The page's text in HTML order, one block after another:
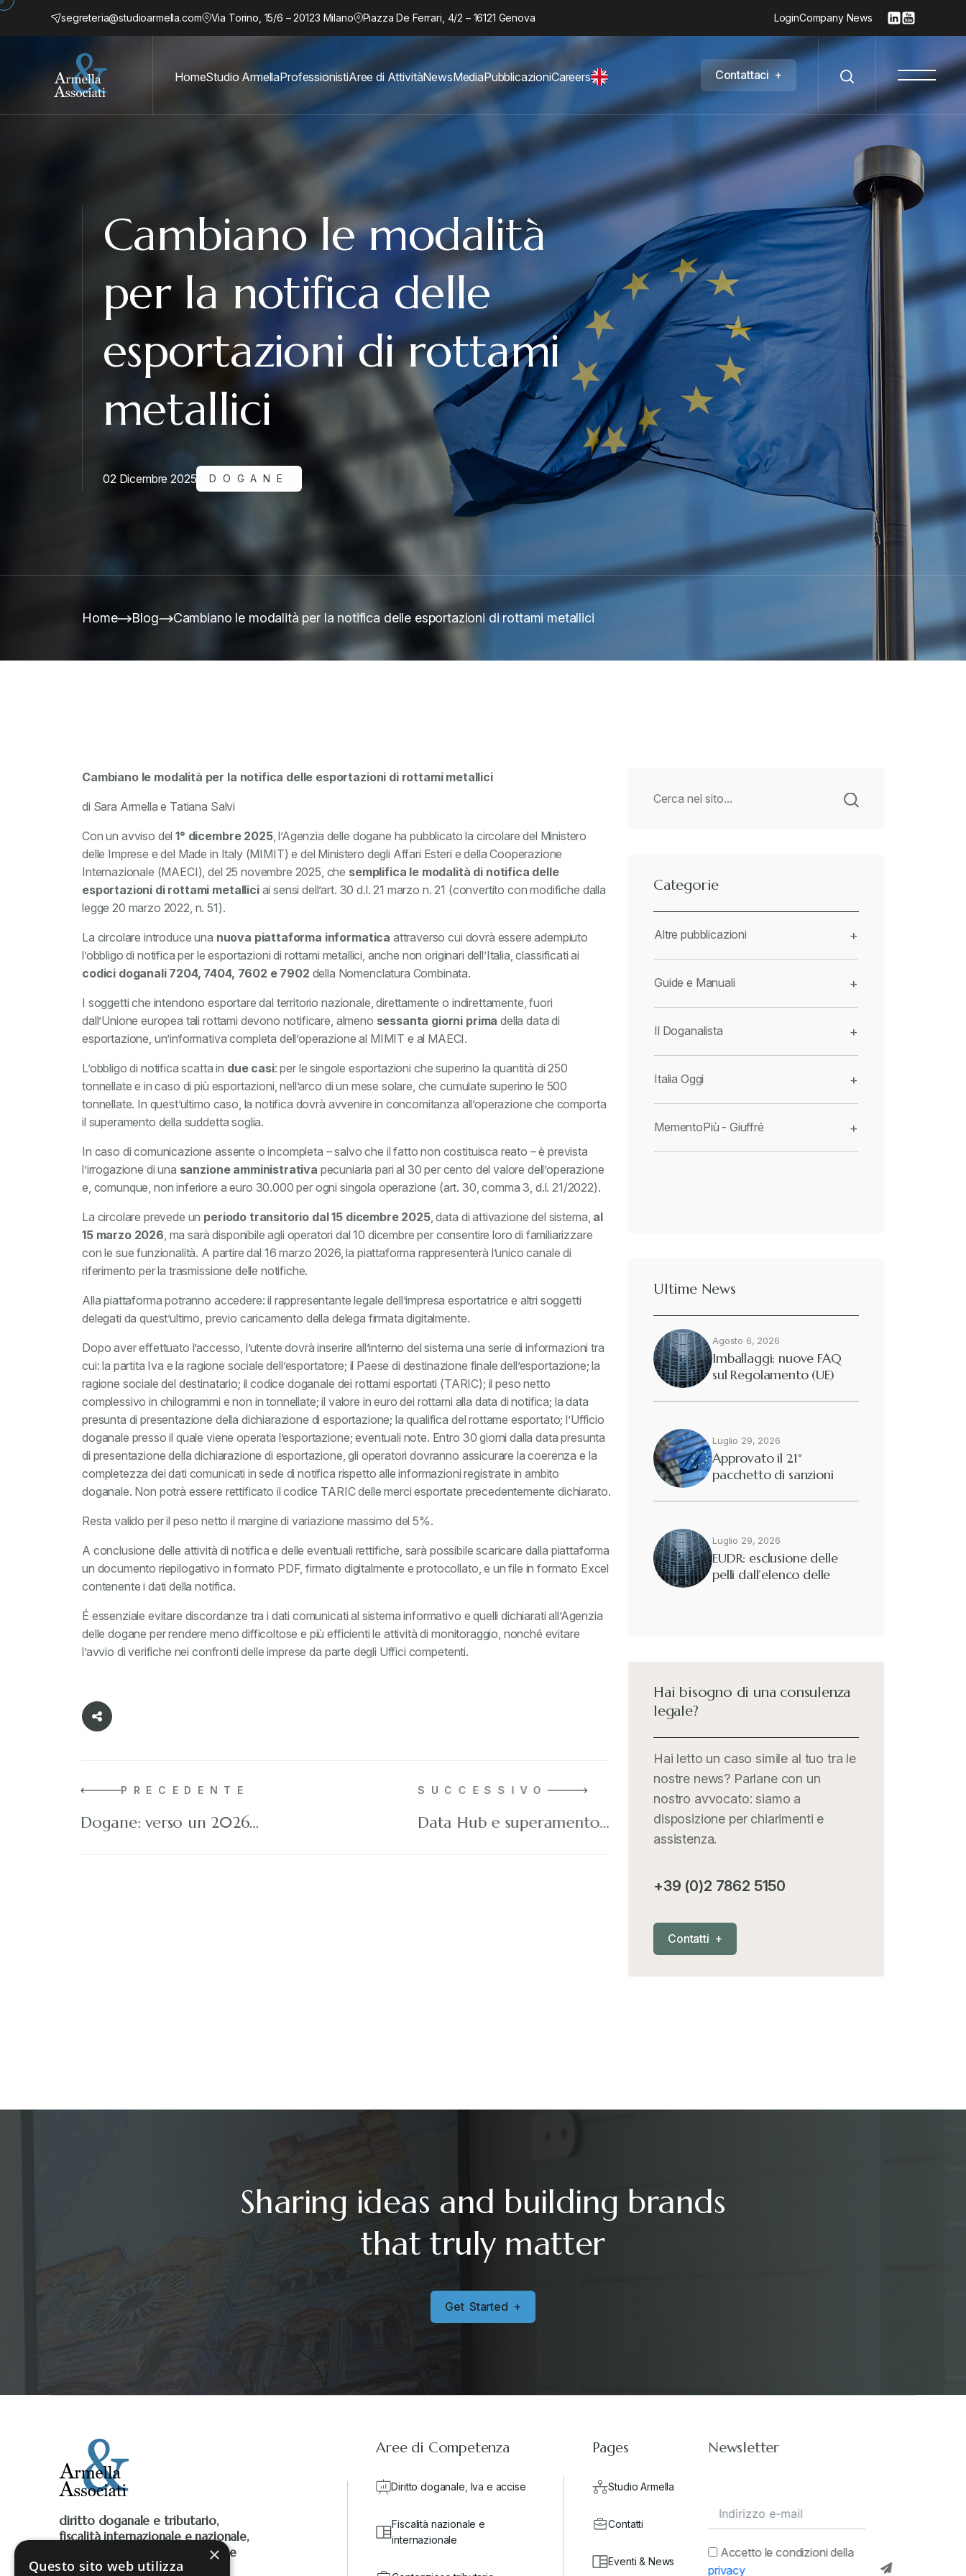
segreteria@studioarmella.com Via Torino, 15/6 – 20123 Milano Piazza De Ferrari, 4/2 – 16121 Genova LoginCompany News
HomeStudio ArmellaProfessionistiAree di AttivitàNewsMediaPubblicazioniCareers Contattaci +
Cambiano le modalità
per la notifica delle
esportazioni di rottami
metallici
02 Dicembre 2025 DOGANE
Home Blog Cambiano le modalità per la notifica delle esportazioni di rottami metallici
Cambiano le modalità per la notifica delle esportazioni di rottami metallici
di Sara Armella e Tatiana Salvi
Con un avviso del1° dicembre 2025, l’Agenzia delle dogane ha pubblicato la circolare del Ministero
delle Imprese e del Made in Italy (MIMIT) e del Ministero degli Affari Esteri e della Cooperazione
Internazionale (MAECI), del 25 novembre 2025, che semplifica le modalità di notifica delle
esportazioni di rottami metalliciai sensi dell’art. 30 d.l. 21 marzo n. 21 (convertito con modifiche dalla
legge 20 marzo 2022, n. 51).
La circolare introduce una nuova piattaforma informatica attraverso cui dovrà essere adempiuto
l’obbligo di notifica per le esportazioni di rottami metallici, anche non originari dell’Italia, classificati ai
codici doganali 7204, 7404, 7602 e 7902 della Nomenclatura Combinata.
I soggetti che intendono esportare dal territorio nazionale, direttamente o indirettamente, fuori
dall’Unione europea tali rottami devono notificare, almeno sessanta giorni prima della data di
esportazione, un’informativa completa dell’operazione al MIMIT e al MAECI.
L’obbligo di notifica scatta in due casi: per le singole esportazioni che superino la quantità di 250
tonnellate e in caso di più esportazioni, nell’arco di un mese solare, che cumulate superino le 500
tonnellate. In quest’ultimo caso, la notifica dovrà avvenire in concomitanza all’operazione che comporta
il superamento della suddetta soglia.
In caso di comunicazione assente o incompleta – salvo che il fatto non costituisca reato – è prevista
l’irrogazione di una sanzione amministrativa pecuniaria pari al 30 per cento del valore dell’operazione
e, comunque, non inferiore a euro 30.000 per ogni singola operazione (art. 30, comma 3, d.l. 21/2022).
La circolare prevede un periodo transitorio dal 15 dicembre 2025, data di attivazione del sistema, al
15 marzo 2026, ma sarà disponibile agli operatori dal 10 dicembre per consentire loro di familiarizzare
con le sue funzionalità. A partire dal 16 marzo 2026, la piattaforma rappresenterà l’unico canale di
riferimento per la trasmissione delle notifiche.
Alla piattaforma potranno accedere: il rappresentante legale dell’impresa esportatrice e altri soggetti
delegati da quest’ultimo, previo caricamento della delega firmata digitalmente.
Dopo aver effettuato l’accesso, l’utente dovrà inserire all’interno del sistema una serie di informazioni tra
cui: la partita Iva e la ragione sociale dell’esportatore; il Paese di destinazione finale dell’esportazione; la
ragione sociale del destinatario; il codice doganale dei rottami esportati (TARIC); il peso netto
complessivo in chilogrammi e non in tonnellate; il valore in euro dei rottami alla data di notifica; la data
presunta di presentazione della dichiarazione di esportazione; la qualifica del rottame esportato; l’Ufficio
doganale presso il quale viene operata l’esportazione; eventuali note. Entro 30 giorni dalla data presunta
di presentazione della dichiarazione di esportazione, gli operatori dovranno assicurare la coerenza e la
completezza dei dati comunicati in sede di notifica rispetto alle informazioni registrate in ambito
doganale. Non potrà essere rettificato il codice TARIC delle merci esportate precedentemente dichiarato.
Resta valido per il peso netto il margine di variazione massimo del 5%.
A conclusione delle attività di notifica e delle eventuali rettifiche, sarà possibile scaricare dalla piattaforma
un documento riepilogativo in formato PDF, firmato digitalmente e protocollato, e un file in formato Excel
contenente i dati della notifica.
É essenziale evitare discordanze tra i dati comunicati al sistema informativo e quelli dichiarati all’Agenzia
delle dogane per rendere meno difficoltose e più efficienti le attività di monitoraggio, nonché evitare
l’avvio di verifiche nei confronti delle imprese da parte degli Uffici competenti.
PRECEDENTE
Dogane: verso un 2026…
SUCCESSIVO
Data Hub e superamento…
Categorie
Altre pubblicazioni +
Guide e Manuali +
Il Doganalista +
Italia Oggi +
MementoPiù - Giuffré +
Ultime News
Agosto 6, 2026
Imballaggi: nuove FAQ
sul Regolamento (UE)
Luglio 29, 2026
Approvato il 21°
pacchetto di sanzioni
Luglio 29, 2026
EUDR: esclusione delle
pelli dall’elenco delle
Hai bisogno di una consulenza
legale?
Hai letto un caso simile al tuo tra le
nostre news? Parlane con un
nostro avvocato: siamo a
disposizione per chiarimenti e
assistenza.
+39 (0)2 7862 5150
Contatti +
Sharing ideas and building brands
that truly matter
Get Started +
diritto doganale e tributario,
fiscalità internazionale e nazionale,
Iva, accise, fiscalità ambientale e
contenzioso tributario
Aree di Competenza
Diritto doganale, Iva e accise
Fiscalità nazionale e
internazionale
Pages
Studio Armella
Contatti
Eventi & News
Newsletter
Accetto le condizioni della
privacy
×
Questo sito web utilizza